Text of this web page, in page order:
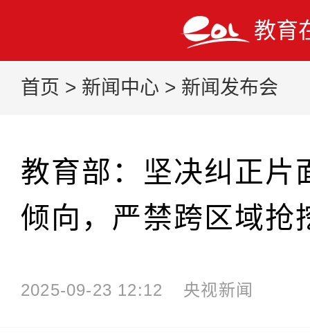
教育
首页 > 新闻中心 > 新闻发布会
教育部：坚决纠正片
倾向，严禁跨区域抢
2025-09-23 12:12 央视新闻